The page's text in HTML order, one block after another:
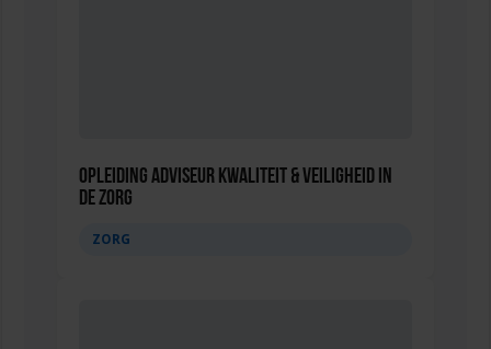
Opleiding Adviseur Kwaliteit & Veiligheid in
de zorg
ZORG